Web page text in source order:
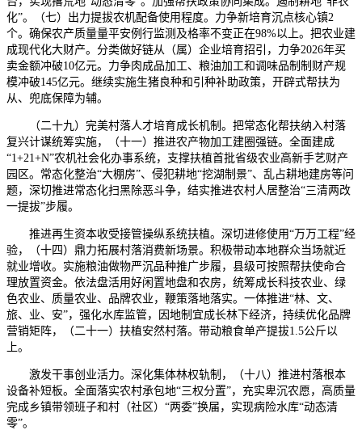
化”。（七）出力提拔农机配备使用程度。力争新培育沉点核心镇2
个。确保农产质量量平安例行监测及格率不变正在98%以上。把农业建
成现代化大财产。分类做好链从（属）企业培育招引，力争2026年买
卖金额冲破10亿元。力争肉成品加工、粮油加工和调味品制制财产规
模冲破145亿元。继续实施生猪良种和引种补助政策，开辟式帮扶为
从、兜底保障为辅。
（二十九）完美村落人才培育成长机制。把常态化帮扶纳入村落
复兴计谋统筹实施，（十一）推进农产物加工建圈强链。全面建成
“1+21+N”农机社会化办事系统，支撑扶植首批省级农业高新手艺财产
园区。常态化整治“大棚房”、侵犯耕地“挖湖制景”、乱占耕地建房等问
题，深切推进常态化扫黑除恶斗争，结实推进农村人居整治“三清两改
一提拔”步履。
推进再生资本收受接管操纵系统扶植。深切进修使用“万万工程”经
验，（十四）鼎力拓展村落消费新场景。积极带动本地群众当场就近
就业增收。实施粮油做物严沉品种推广步履，县级可按照帮扶使命合
理放置资金。依法盘活用好闲置地盘和农房，统筹成长科技农业、绿
色农业、质量农业、品牌农业，鞭策落地落实。一体推进“林、文、
旅、业、安”，强化水库监管，因地制宜成长林下经济，持续优化品牌
营销矩阵，（二十一）扶植安然村落。带动粮食单产提拔1.5公斤以
上。
激发干事创业活力。深化集体林权轨制，（十八）推进村落根本
设备补短板。全面落实农村承包地“三权分置”，充实卑沉农愿，高质量
完成乡镇带领班子和村（社区）“两委”换届，实现病险水库“动态清
零”。